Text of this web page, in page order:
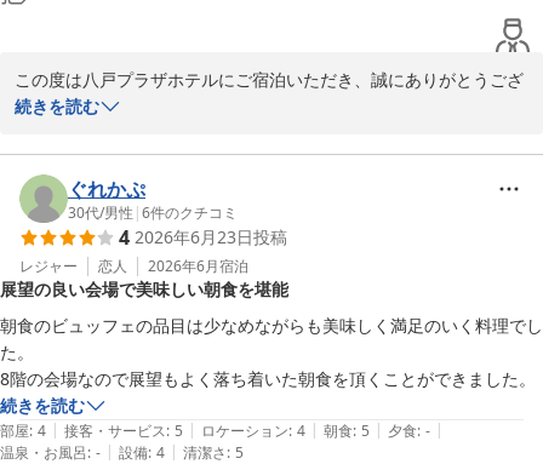
当ホテルへのまたのお越しを心よりお待ちしております。
八戸プラザホテル
2026-07-21
この度は八戸プラザホテルにご宿泊いただき、誠にありがとうござ
います。
当ホテルの立地や、朝食のせんべい汁についてお褒めの言葉をいた
だき、大変嬉しく存じます。
お食事やお買い物にも便利な環境ですので、快適にお過ごしいただ
けたのであれば何よりでございます。
当ホテルの周辺には魅力的なスポットも多くございますので、また
八戸へお越しの際はぜひお立ち寄りください。
お客様のまたのご来館を心よりお待ちしております。
八戸プラザホテル　フロント
続きを読む
ぐれかぷ
30代/男性 |6件のクチコミ
4 2026年6月23日投稿
レジャー 恋人 2026年6月宿泊
展望の良い会場で美味しい朝食を堪能
朝食のビュッフェの品目は少なめながらも美味しく満足のいく料理でし
た。
8階の会場なので展望もよく落ち着いた朝食を頂くことができました。
続きを読む
部屋: 4 | 接客・サービス: 5 | ロケーション: 4 | 朝食: 5 | 夕食: - |
温泉・お風呂: - | 設備: 4 | 清潔さ: 5